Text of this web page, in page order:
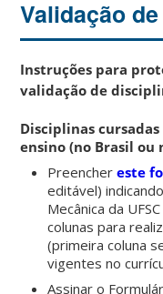
Validação
Instruções para
validação de
Disciplinas
ensino (no Brasil ou
Preenchereste
editável)
Mecânica da
colunas para
(primeira coluna
vigentes no
Assinar o